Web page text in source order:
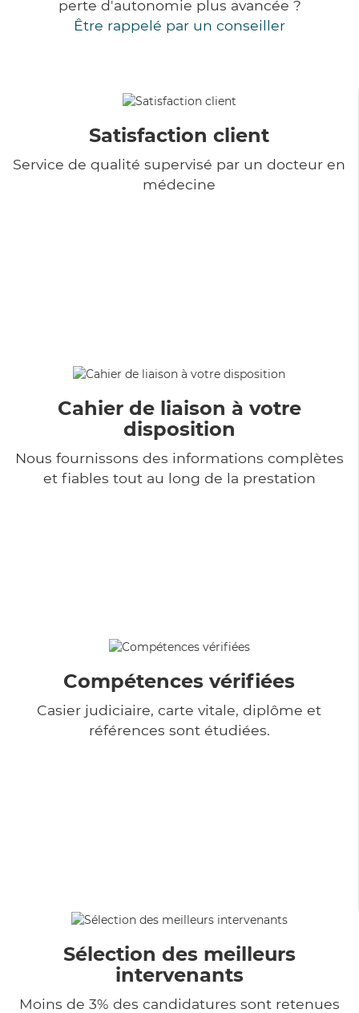
perte d'autonomie plus avancée ?
Être rappelé par un conseiller
Satisfaction client
Service de qualité supervisé par un docteur en
médecine
Cahier de liaison à votre
disposition
Nous fournissons des informations complètes
et fiables tout au long de la prestation
Compétences vérifiées
Casier judiciaire, carte vitale, diplôme et
références sont étudiées.
Sélection des meilleurs
intervenants
Moins de 3% des candidatures sont retenues